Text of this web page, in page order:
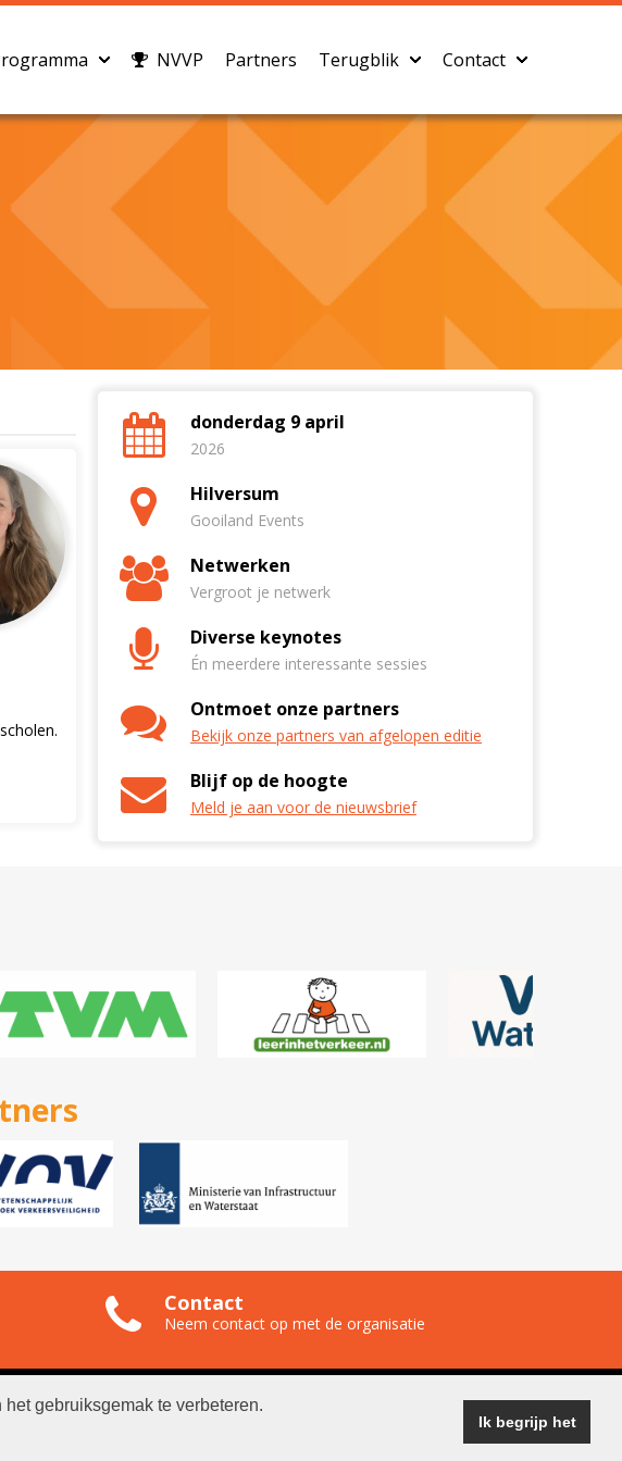
gebruiksgemak te verbeteren.
Ik begrijp het
NVVP Partners Terugblik Contact
donderdag 9 april
2026
Hilversum
Gooiland Events
Netwerken
Vergroot je netwerk
Diverse keynotes
Én meerdere interessante sessies
Ontmoet onze partners
Bekijk onze partners van afgelopen editie
Blijf op de hoogte
Meld je aan voor de nieuwsbrief
Contact
Neem contact op met de organisatie
|Gegevens organisatie